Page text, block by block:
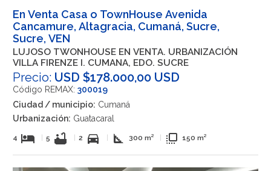
En Venta Casa o TownHouse Avenida
Cancamure, Altagracia, Cumaná, Sucre,
Sucre, VEN
LUJOSO TWONHOUSE EN VENTA. URBANIZACIÓN
VILLA FIRENZE I. CUMANA, EDO. SUCRE
Precio: USD $178.000,00 USD
Código REMAX: 300019
Ciudad / municipio: Cumaná
Urbanización: Guatacaral
4 hotel 5 bathtub 2 directions_car square_foot 300 m² flip_to_front 150 m²